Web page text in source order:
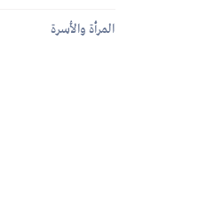
المرأة والأسرة